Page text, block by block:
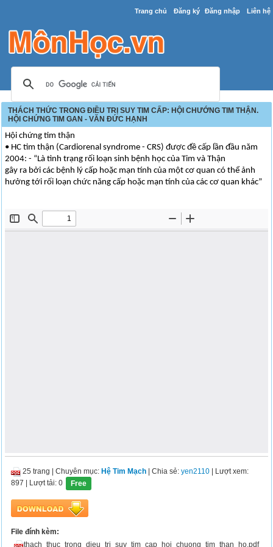
Trang chủ Đăng ký Đăng nhập Liên hệ
THÁCH THỨC TRONG ĐIỀU TRỊ SUY TIM CẤP: HỘI CHƯỚNG TIM THẬN.
HỘI CHỨNG TIM GAN - VĂN ĐỨC HẠNH
Hội chứng tim thận
• HC tim thận (Cardiorenal syndrome - CRS) được đề cấp lần đầu năm
2004: - “Là tình trạng rối loạn sinh bệnh học của Tim và Thận
gây ra bởi các bệnh lý cấp hoặc mạn tính của một cơ quan có thể ảnh
hưởng tới rối loạn chức năng cấp hoặc mạn tính của các cơ quan khác”
25 trang |Chuyên mục: Hệ Tim Mạch | Chia sẻ:yen2110 | Lượt xem:
897 | Lượt tải: 0 Free
File đính kèm:
thach_thuc_trong_dieu_tri_suy_tim_cap_hoi_chuong_tim_than_ho.pdf